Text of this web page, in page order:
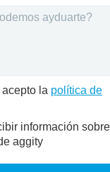
la política de
información
aggity